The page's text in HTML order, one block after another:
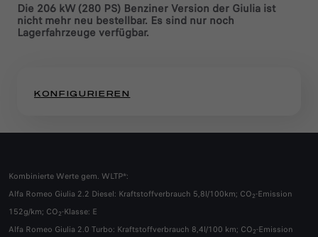
Die 206 kW (280 PS) Benziner Version der Giulia ist
nicht mehr neu bestellbar. Es sind nur noch
Lagerfahrzeuge verfügbar.
KONFIGURIEREN
Kombinierte Werte gem. WLTP*:
Alfa Romeo Giulia 2.2 Diesel: Kraftstoffverbrauch 5,8l/100km; CO2-Emission
152g/km; CO2-Klasse: E​
Alfa Romeo Giulia 2.0 Turbo: Kraftstoffverbrauch 8,4l/100 km; CO2-Emission